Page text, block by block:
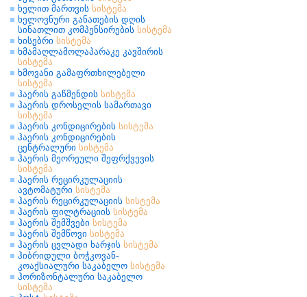
ხელით მართვის სისტემა
ხელოვნური განათების დღის
სინათლით კომპენსირების სისტემა
ხისებრი სისტემა
ხმამაღლამოლაპარაკე კავშირის
სისტემა
ხმოვანი გამაფრთხილებელი
სისტემა
ჰაერის გაწმენდის სისტემა
ჰაერის დროსელის სამართავი
სისტემა
ჰაერის კონდიცირების სისტემა
ჰაერის კონდიცირების
ცენტრალური სისტემა
ჰაერის მეორეული შეფრქვევის
სისტემა
ჰაერის რეცირკულაციის
ავტომატური სისტემა
ჰაერის რეცირკულაციის სისტემა
ჰაერის ფილტრაციის სისტემა
ჰაერის შემშვები სისტემა
ჰაერის შემწოვი სისტემა
ჰაერის ცვლადი ხარჯის სისტემა
ჰიბრიდული ბოჭკოვან-
კოაქსიალური საკაბელო სისტემა
ჰორიზონტალური საკაბელო
სისტემა